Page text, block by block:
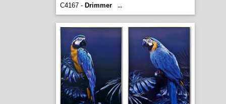
C4167 - Drimmer ...